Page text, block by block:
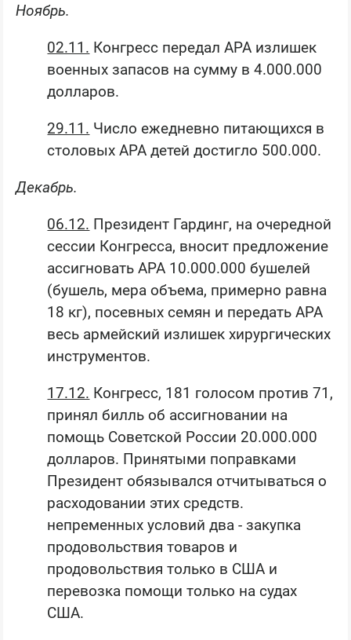
Ноябрь.
02.11. Конгресс передал АРА излишек
военных запасов на сумму в 4.000.000
долларов.
29.11. Число ежедневно питающихся в
столовых АРА детей достигло 500.000.
Декабрь.
06.12. Президент Гардинг, на очередной
сессии Конгресса, вносит предложение
ассигновать АРА 10.000.000 бушелей
(бушель, мера объема, примерно равна
18 кг), посевных семян и передать АРА
весь армейский излишек хирургических
инструментов.
17.12. Конгресс, 181 голосом против 71,
принял билль об ассигновании на
помощь Советской России 20.000.000
долларов. Принятыми поправками
Президент обязывался отчитываться о
расходовании этих средств.
непременных условий два - закупка
продовольствия товаров и
продовольствия только в США и
перевозка помощи только на судах
США.